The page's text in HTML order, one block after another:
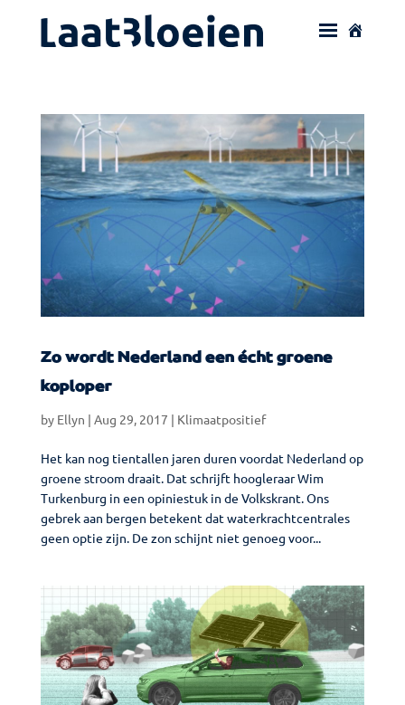
Zo wordt Nederland een écht groene
koploper
by Ellyn | Aug 29, 2017 | Klimaatpositief
Het kan nog tientallen jaren duren voordat Nederland op
groene stroom draait. Dat schrijft hoogleraar Wim
Turkenburg in een opiniestuk in de Volkskrant. Ons
gebrek aan bergen betekent dat waterkrachtcentrales
geen optie zijn. De zon schijnt niet genoeg voor...